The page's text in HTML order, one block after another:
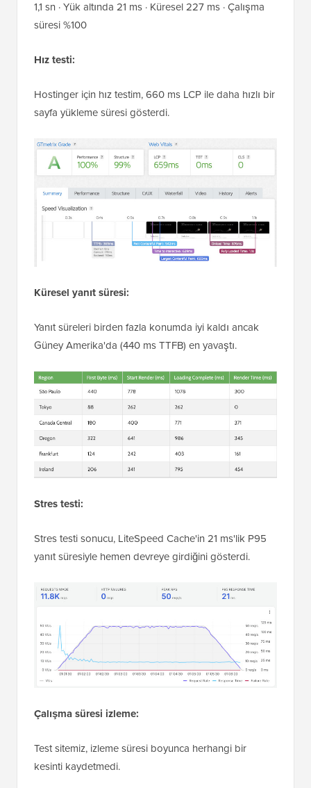
1,1 sn · Yük altında 21 ms · Küresel 227 ms · Çalışma
süresi %100
Hız testi:
Hostinger için hız testim, 660 ms LCP ile daha hızlı bir
sayfa yükleme süresi gösterdi.
Küresel yanıt süresi:
Yanıt süreleri birden fazla konumda iyi kaldı ancak
Güney Amerika'da (440 ms TTFB) en yavaştı.
Stres testi:
Stres testi sonucu, LiteSpeed Cache'in 21 ms'lik P95
yanıt süresiyle hemen devreye girdiğini gösterdi.
Çalışma süresi izleme:
Test sitemiz, izleme süresi boyunca herhangi bir
kesinti kaydetmedi.